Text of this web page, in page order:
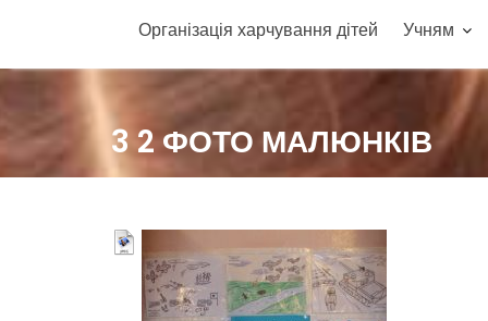
S
p
Організація харчування дітей
Учням
3 2 ФОТО МАЛЮНКІВ